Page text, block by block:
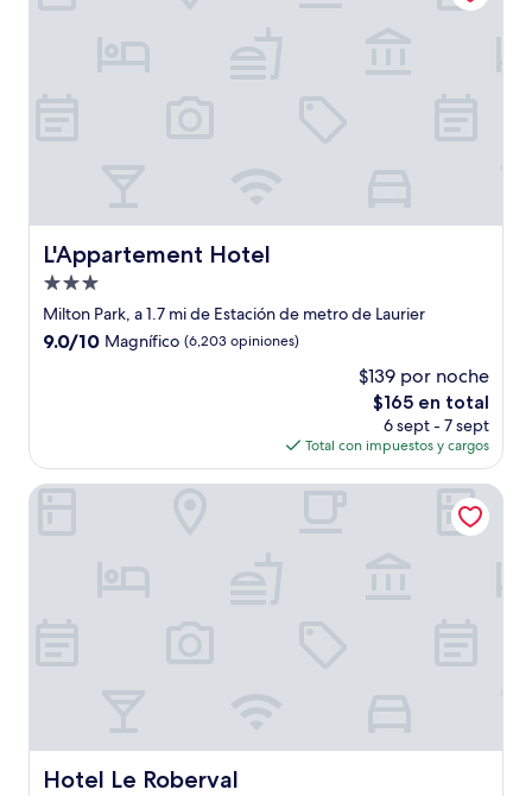
L'Appartement Hotel
L'Appartement Hotel
Propiedad
de
3.0
Milton Park, a 1.7 mi de Estación de metro de Laurier
9.0
9.0/10 Magnífico (6,203 opiniones)
$139 por noche
El
precio
actual
es
de
$165 en total
6 sept - 7 sept
Total con impuestos y cargos
Hotel Le Roberval
Hotel Le Roberval
Hotel Le Roberval